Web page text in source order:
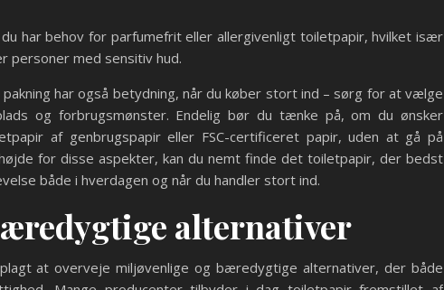
har behov for parfumefrit eller allergivenligt toiletpapir, hvilket især
personer med sensitiv hud.
har også betydning, når du køber stort ind – sørg for at vælge
og forbrugsmønster. Endelig bør du tænke på, om du ønsker
af genbrugspapir eller FSC-certificeret papir, uden at gå på
for disse aspekter, kan du nemt finde det toiletpapir, der bedst
både i hverdagen og når du handler stort ind.
alternativer
at overveje miljøvenlige og bæredygtige alternativer, der både